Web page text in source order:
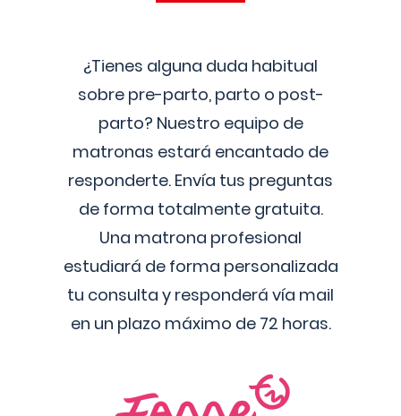
¿Tienes alguna duda habitual
sobre pre-parto, parto o post-
parto? Nuestro equipo de
matronas estará encantado de
responderte. Envía tus preguntas
de forma totalmente gratuita.
Una matrona profesional
estudiará de forma personalizada
tu consulta y responderá vía mail
en un plazo máximo de 72 horas.